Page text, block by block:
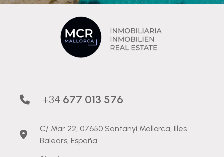
+34 677 013 576
C/ Mar 22, 07650 Santanyí Mallorca, Illes
Balears, España